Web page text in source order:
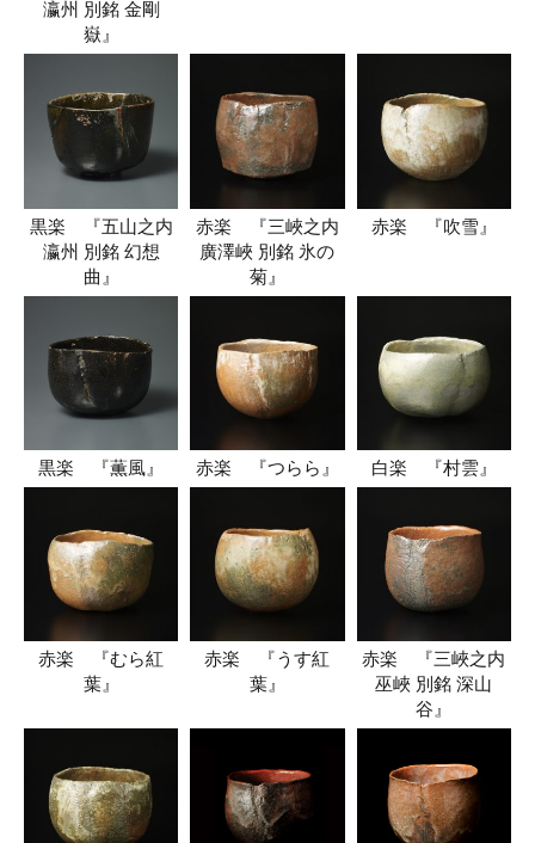
瀛州 別銘 金剛
嶽』
黒楽 『五山之内
瀛州 別銘 幻想
曲』
赤楽 『三峽之内
廣澤峽 別銘 氷の
菊』
赤楽 『吹雪』
黒楽 『薫風』 赤楽 『つらら』 白楽 『村雲』
赤楽 『むら紅
葉』
赤楽 『うす紅
葉』
赤楽 『三峽之内
巫峽 別銘 深山
谷』